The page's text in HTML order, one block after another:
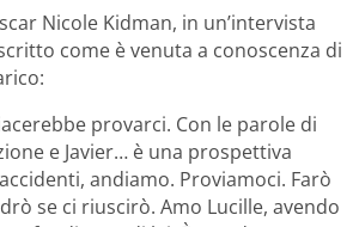
Nicole Kidman, in un’intervista
come è venuta a conoscenza di
provarci. Con le parole di
e Javier… è una prospettiva
andiamo. Proviamoci. Farò
se ci riuscirò. Amo Lucille, avendo